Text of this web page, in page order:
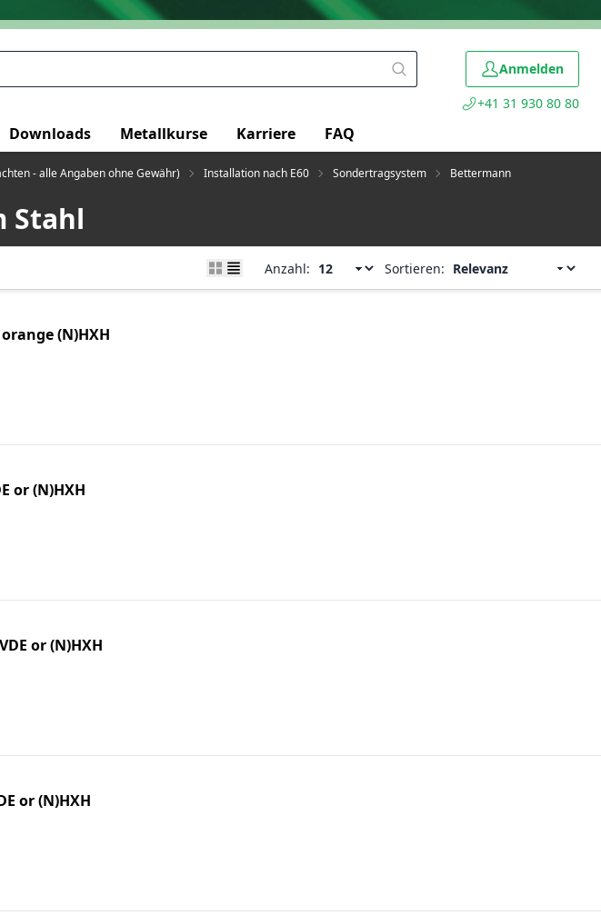
Anmelden
+41 31 930 80 80
Downloads Metallkurse Karriere FAQ
- alle Angaben ohne Gewähr) Installation nach E60 Sondertragsystem Bettermann
Stahl
Anzahl: Sortieren:
orange (N)HXH
or (N)HXH
or (N)HXH
or (N)HXH